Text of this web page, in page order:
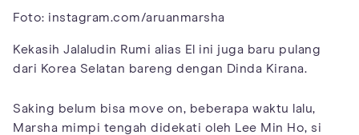
Foto: instagram.com/aruanmarsha
Kekasih Jalaludin Rumi alias El ini juga baru pulang
dari Korea Selatan bareng dengan Dinda Kirana.
Saking belum bisa move on, beberapa waktu lalu,
Marsha mimpi tengah didekati oleh Lee Min Ho, si